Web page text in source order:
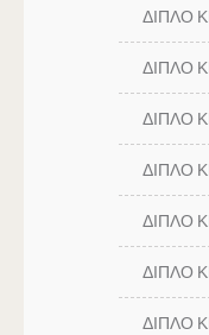
ΔΙΠΛΟ
ΔΙΠΛΟ
ΔΙΠΛΟ
ΔΙΠΛΟ
ΔΙΠΛΟ
ΔΙΠΛΟ
ΔΙΠΛΟ